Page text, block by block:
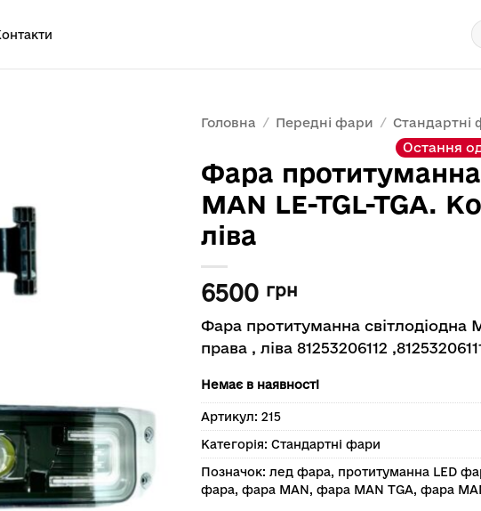
Головна / Передні фари / Стандартні
Остання
Фара протитуманна
MAN LE-TGL-TGA.
ліва
6500 грн
Фара протитуманна світлодіодна
права , ліва 81253206112
Немає в наявності
Артикул: 215
Категорія: Стандартні фари
Позначок: лед фара, протитуманна LED
фара, фара MAN, фара MAN TGA, фара